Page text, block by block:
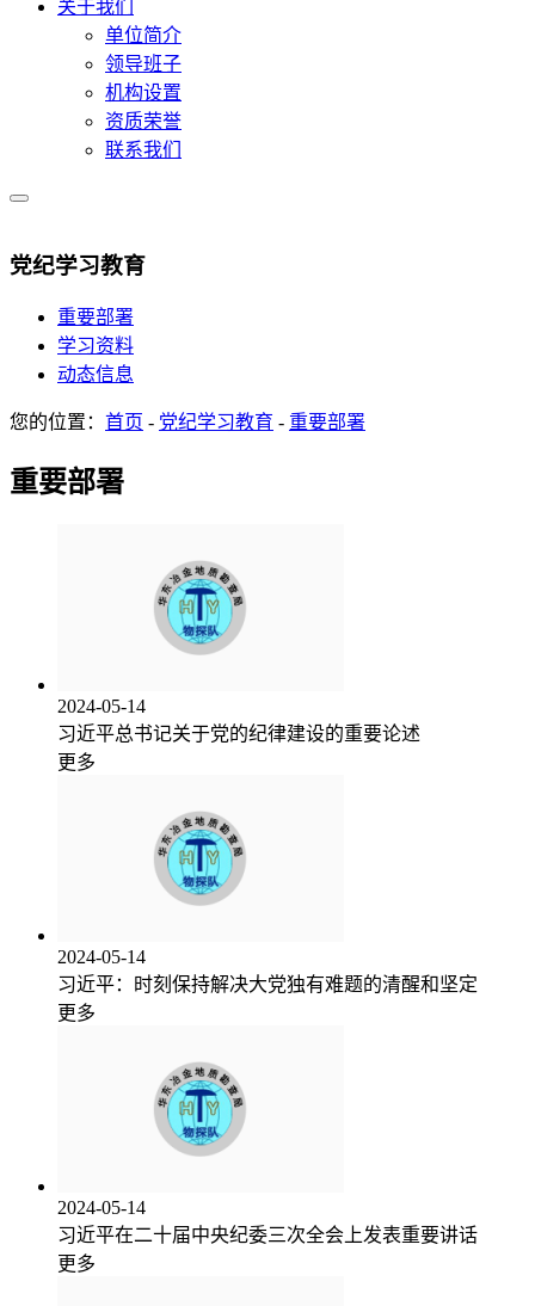
关于我们
单位简介
领导班子
机构设置
资质荣誉
联系我们
党纪学习教育
重要部署
学习资料
动态信息
您的位置： 首页 - 党纪学习教育 - 重要部署
重要部署
2024-05-14
习近平总书记关于党的纪律建设的重要论述
更多
2024-05-14
习近平：时刻保持解决大党独有难题的清醒和坚定
更多
2024-05-14
习近平在二十届中央纪委三次全会上发表重要讲话
更多